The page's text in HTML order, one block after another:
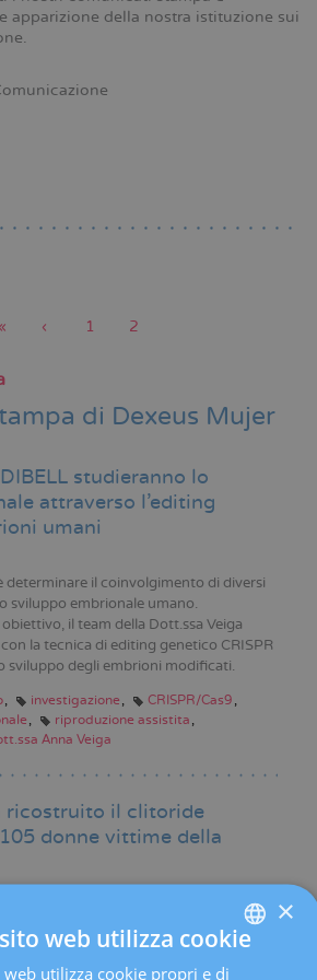
apparizione della nostra istituzione sui
Prima
«
Pagina
‹ Pagina
1
Pagina
2
di Dexeus Mujer
studieranno lo
attraverso l’editing
umani
determinare il coinvolgimento di diversi
sviluppo embrionale umano.
il team della Dott.ssa Veiga
la tecnica di editing genetico CRISPR
sviluppo degli embrioni modificati.
investigazione
CRISPR/Cas9
riproduzione assistita
Anna Veiga
ricostruito il clitoride
donne vittime della
genitale forma parte dell’impegno
Fondazione Dexeus Mujer ed è guidato
primo medico in Spagna a realizzare
SPANISH
×
web utilizza cookie
web utilizza cookie propri e di